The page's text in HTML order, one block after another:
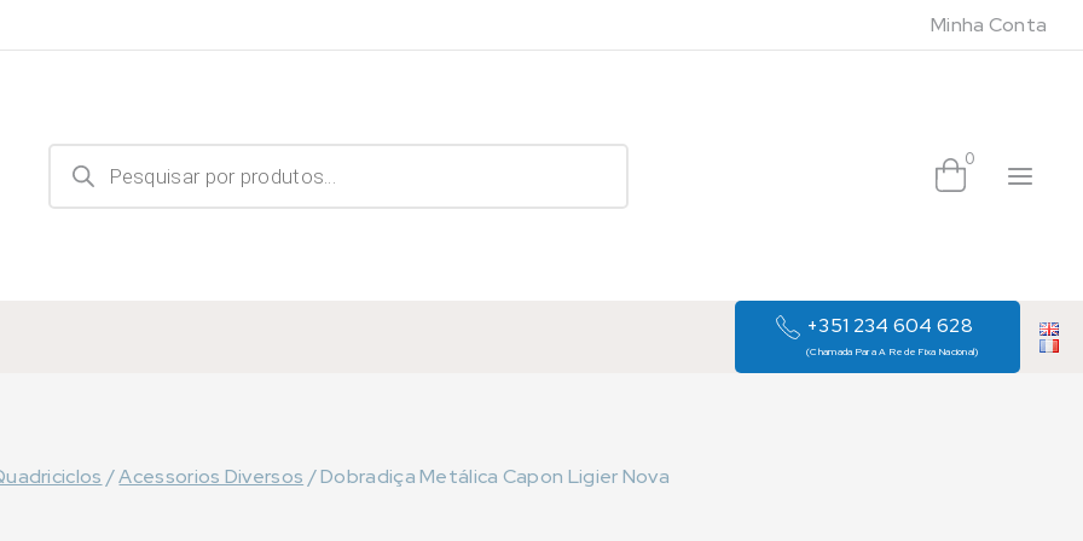
Minha Conta
Products
search 0
+351 234 604 628
(Chamada Para A Rede Fixa Nacional)
/Acessorios Diversos /Dobradiça Metálica Capon Ligier Nova